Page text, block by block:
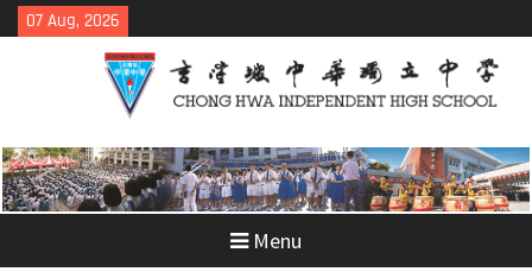
Skip
to
07 Aug, 2026
Menu